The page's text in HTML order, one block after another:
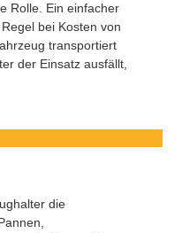
Rolle. Ein einfacher
bei Kosten von
transportiert
der Einsatz ausfällt,
Abschleppdienst
die